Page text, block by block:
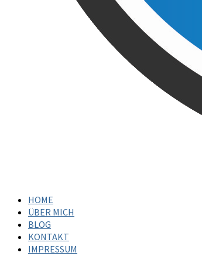
HOME
ÜBER MICH
BLOG
KONTAKT
IMPRESSUM